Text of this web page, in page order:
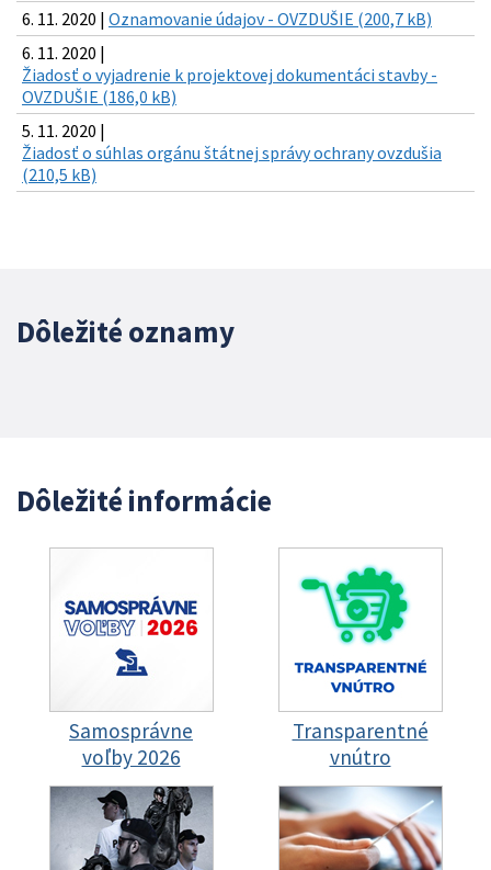
6. 11. 2020 | Oznamovanie údajov - OVZDUŠIE (200,7 kB)
6. 11. 2020 |
Žiadosť o vyjadrenie k projektovej dokumentáci stavby -
OVZDUŠIE (186,0 kB)
5. 11. 2020 |
Žiadosť o súhlas orgánu štátnej správy ochrany ovzdušia
(210,5 kB)
Dôležité oznamy
Dôležité informácie
Samosprávne
voľby 2026
Transparentné
vnútro